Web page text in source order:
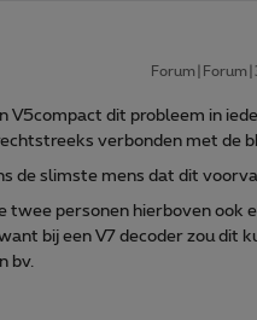
V5compact dit probleem in
verbonden met de
de slimste mens dat dit
twee personen hierboven ook
bij een V7 decoder zou dit
bv.